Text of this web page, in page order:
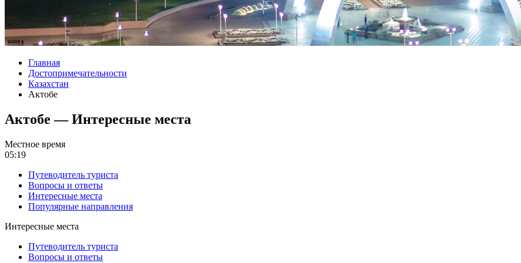
Главная
Достопримечательности
Казахстан
Актобе
Актобе — Интересные места
Местное время
05:19
Путеводитель туриста
Вопросы и ответы
Интересные места
Популярные направления
Интересные места
Путеводитель туриста
Вопросы и ответы